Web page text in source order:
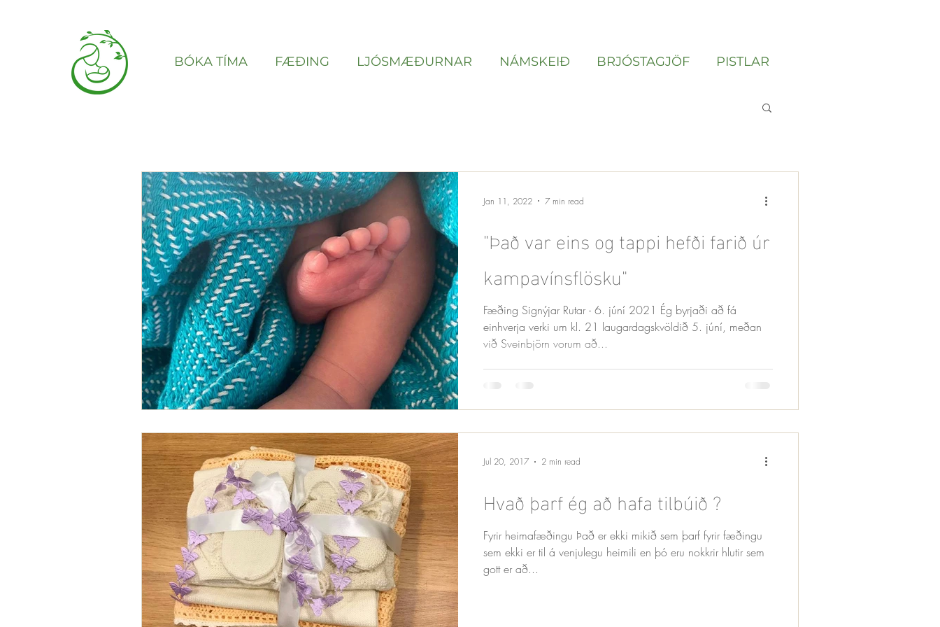
BÓKA TÍMA FÆÐING LJÓSMÆÐURNAR NÁMSKEIÐ BRJÓSTAGJÖF PISTLAR
"Það var eins og tappi hefði farið úr
kampavínsflösku"
Fæðing Signýjar Rutar - 6. júní 2021 Ég byrjaði að fá
einhverja verki um kl. 21 laugardagskvöldið 5. júní, meðan
við Sveinbjörn vorum að...
Jan 11, 2022 7 min read
Hvað þarf ég að hafa tilbúið ?
Fyrir heimafæðingu Það er ekki mikið sem þarf fyrir fæðingu
sem ekki er til á venjulegu heimili en þó eru nokkrir hlutir sem
gott er að...
Jul 20, 2017 2 min read